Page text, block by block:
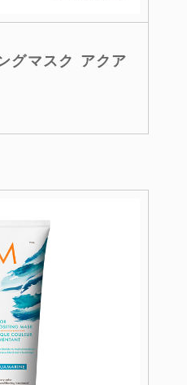
グマスク アクア